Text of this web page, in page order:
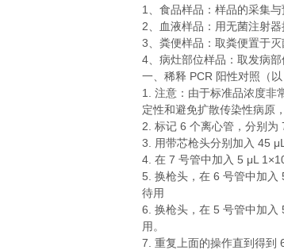
1 、食品样品：样品的采集
2、血液样品：用无菌注射
3、粪便样品：取粪便置于灭
4、病灶部位样品：取发病
一、稀释 PCR 阳性对照（以
1. 注意：由于标准品浓度非
定性和避免扩散传染性病原
2. 标记 6 个离心管，分别为
3. 用带芯枪头分别加入 45 μL
4. 在 7 号管中加入 5 μL
5. 换枪头，在 6 号管中加入
待用
6. 换枪头，在 5 号管中加入
用。
7. 重复上面的操作直到得到